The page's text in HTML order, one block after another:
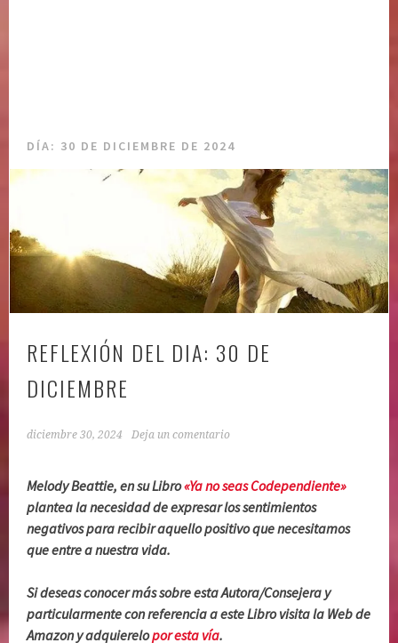
DÍA: 30 DE DICIEMBRE DE 2024
REFLEXIÓN DEL DIA: 30 DE
DICIEMBRE
diciembre 30, 2024 Deja un comentario
Melody Beattie, en su Libro«Ya no seas Codependiente»
plantea la necesidad de expresar los sentimientos
negativos para recibir aquello positivo que necesitamos
que entre a nuestra vida.
Si deseas conocer más sobre esta Autora/Consejera y
particularmente con referencia a este Libro visita la Web de
Amazon y adquierelopor esta vía.